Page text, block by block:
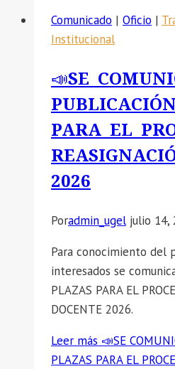
Comunicado | Oficio |
Institucional
📣SE
PARA EL
2026
Poradmin_ugel julio 14,
Para conocimiento del
interesados se
PLAZAS PARA EL
DOCENTE 2026.
Leer más 📣SE
PLAZAS PARA EL